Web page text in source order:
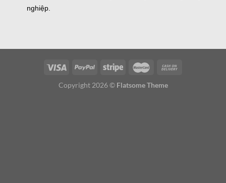
nghiệp.
Copyright 2026 © Flatsome Theme